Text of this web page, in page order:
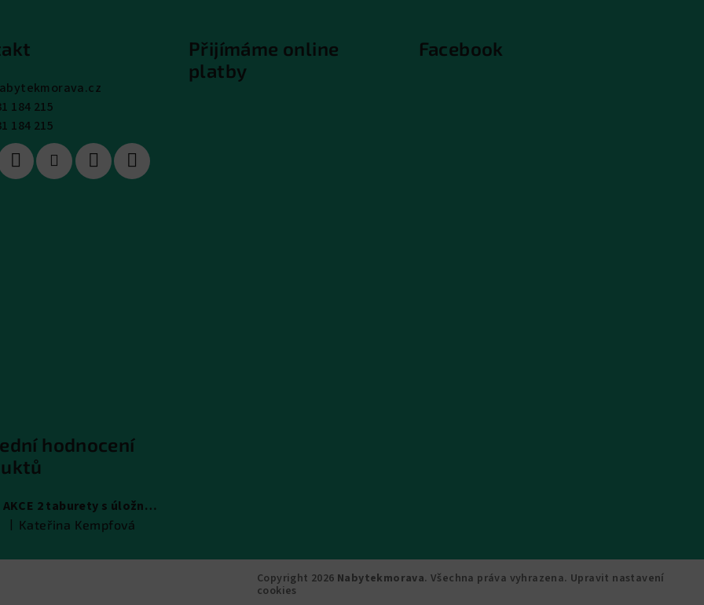
184 215
184 215
Přijímáme online
platby
Facebook
hodnocení
AKCE 2 taburety s úložným prostorem
Hodnocení produktu je 5 z 5 hvězdiček.
Kateřina Kempfová
Copyright 2026 Nabytekmorava. Všechna práva vyhrazena. Upravit nastavení
cookies